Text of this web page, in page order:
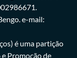
e-mail:
é uma partição
Promoção de